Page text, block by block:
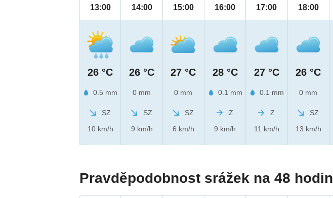
13:00
26 °C
0.5 mm
SZ
10 km/h
14:00
26 °C
0 mm
SZ
9 km/h
15:00
27 °C
0 mm
SZ
6 km/h
16:00
28 °C
0.1 mm
Z
9 km/h
17:00
27 °C
0.1 mm
Z
11 km/h
18:00
26 °C
0 mm
SZ
13 km/h
Pravděpodobnost srážek na 48 hodin